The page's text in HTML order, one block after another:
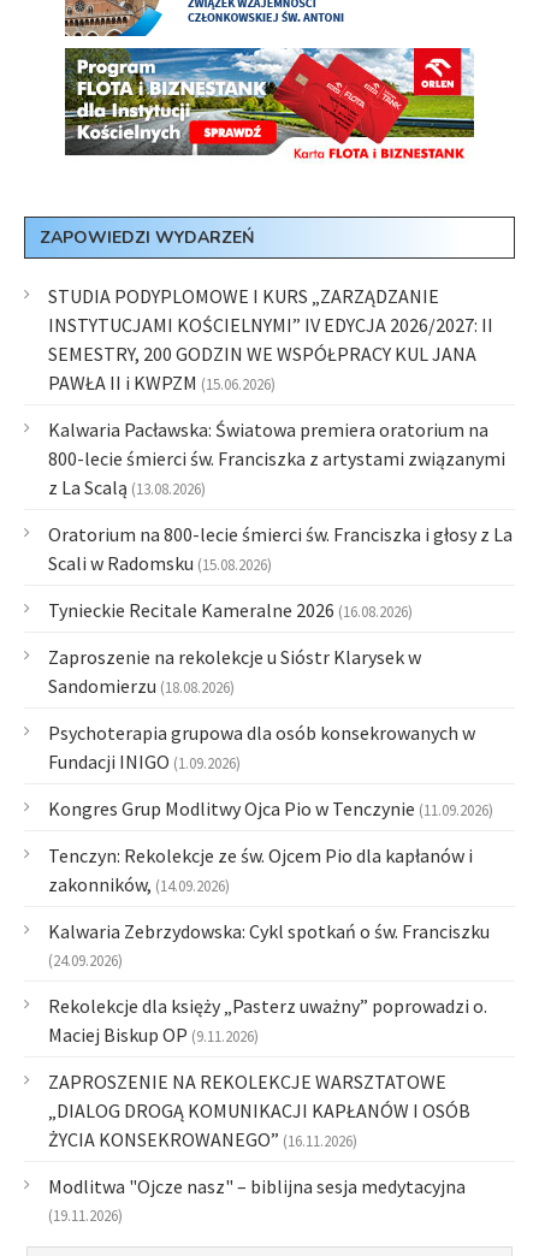
ZAPOWIEDZI WYDARZEŃ
STUDIA PODYPLOMOWE I KURS „ZARZĄDZANIE
INSTYTUCJAMI KOŚCIELNYMI” IV EDYCJA 2026/2027: II
SEMESTRY, 200 GODZIN WE WSPÓŁPRACY KUL JANA
PAWŁA II i KWPZM (15.06.2026)
Kalwaria Pacławska: Światowa premiera oratorium na
800-lecie śmierci św. Franciszka z artystami związanymi
z La Scalą (13.08.2026)
Oratorium na 800-lecie śmierci św. Franciszka i głosy z La
Scali w Radomsku (15.08.2026)
Tynieckie Recitale Kameralne 2026 (16.08.2026)
Zaproszenie na rekolekcje u Sióstr Klarysek w
Sandomierzu (18.08.2026)
Psychoterapia grupowa dla osób konsekrowanych w
Fundacji INIGO (1.09.2026)
Kongres Grup Modlitwy Ojca Pio w Tenczynie (11.09.2026)
Tenczyn: Rekolekcje ze św. Ojcem Pio dla kapłanów i
zakonników, (14.09.2026)
Kalwaria Zebrzydowska: Cykl spotkań o św. Franciszku
(24.09.2026)
Rekolekcje dla księży „Pasterz uważny” poprowadzi o.
Maciej Biskup OP (9.11.2026)
ZAPROSZENIE NA REKOLEKCJE WARSZTATOWE
„DIALOG DROGĄ KOMUNIKACJI KAPŁANÓW I OSÓB
ŻYCIA KONSEKROWANEGO” (16.11.2026)
Modlitwa "Ojcze nasz" – biblijna sesja medytacyjna
(19.11.2026)